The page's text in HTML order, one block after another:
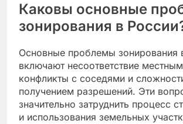
Каковы основные
зонирования в
Основные проблемы зонирования
включают несоответствие
конфликты с соседями и
получением разрешений. Эти
значительно затруднить процесс
и использования земельных